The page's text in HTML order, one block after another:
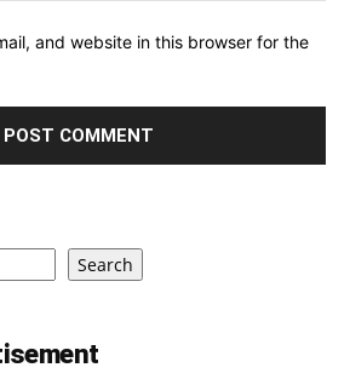
and website in this browser for the
Search